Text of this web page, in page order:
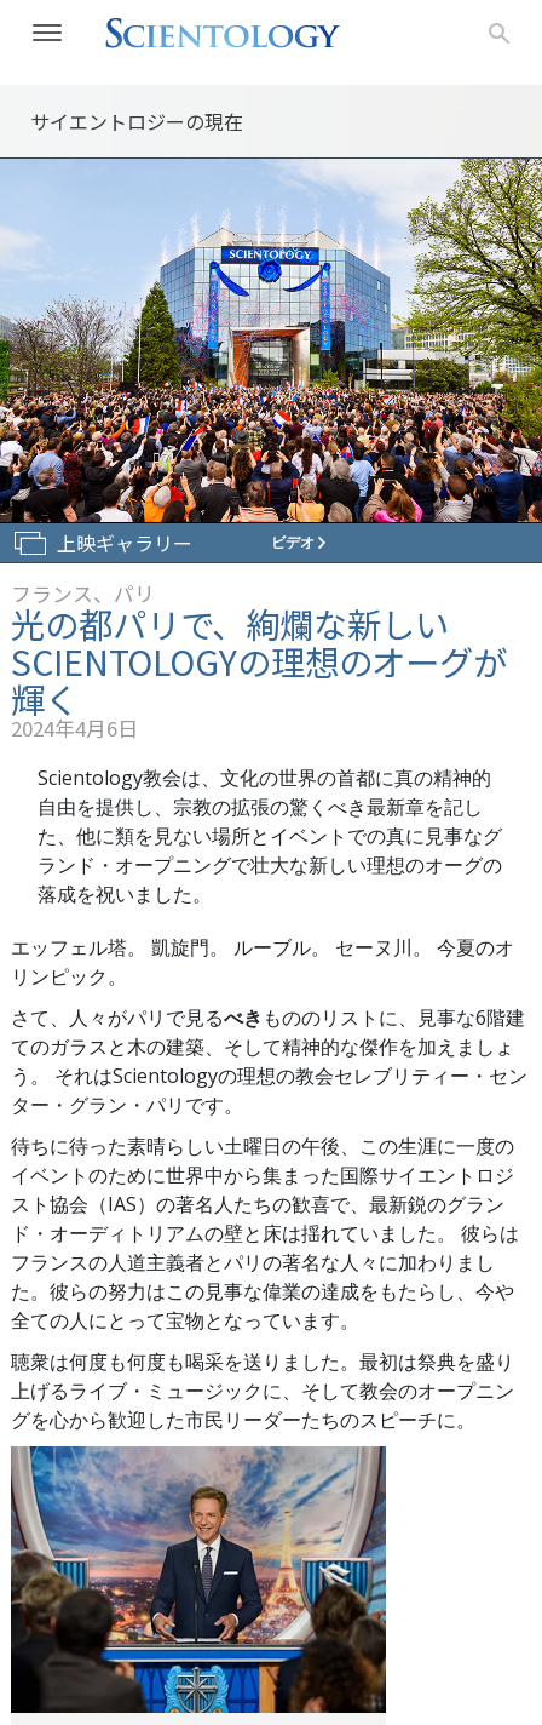
サイエントロジーの現在
上映ギャラリー ビデオ
SCIENTOLOGY
&
セ
レ
ー･
セ
ン
タ
ー･
グ
タ
ー・
パ
リ
ツ
ア
ー
フランス、パリ
光の都パリで、絢爛な新しい
SCIENTOLOGYの理想のオーグが
輝く
2024年4月6日
Scientology教会は、文化の世界の首都に真の精神的
自由を提供し、宗教の拡張の驚くべき最新章を記し
た、他に類を見ない場所とイベントでの真に見事なグ
ランド・オープニングで壮大な新しい理想のオーグの
落成を祝いました。
エッフェル塔。 凱旋門。 ルーブル。 セーヌ川。 今夏のオ
リンピック。
さて、人々がパリで見るべき もののリストに、見事な6階建
てのガラスと木の建築、そして精神的な傑作を加えましょ
う。 それはScientologyの理想の教会セレブリティー・セン
ター・グラン・パリです。
待ちに待った素晴らしい土曜日の午後、この生涯に一度の
イベントのために世界中から集まった国際サイエントロジ
スト協会（IAS）の著名人たちの歓喜で、最新鋭のグラン
ド・オーディトリアムの壁と床は揺れていました。 彼らは
フランスの人道主義者とパリの著名な人々に加わりまし
た。彼らの努力はこの見事な偉業の達成をもたらし、今や
全ての人にとって宝物となっています。
聴衆は何度も何度も喝采を送りました。最初は祭典を盛り
上げるライブ・ミュージックに、そして教会のオープニン
グを心から歓迎した市民リーダーたちのスピーチに。